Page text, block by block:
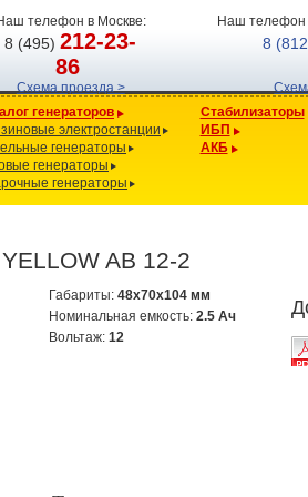
телефон в Москве:
8 (495)212-23-
86
Схема проезда >
Наш телефон
8
генераторов
электростанции
генераторы
генераторы
генераторы
Стабилизаторы
ИБП
АКБ
AB 12-2
Габариты:48x70x104 мм
Номинальная емкость:2.5 Ач
Вольтаж:12